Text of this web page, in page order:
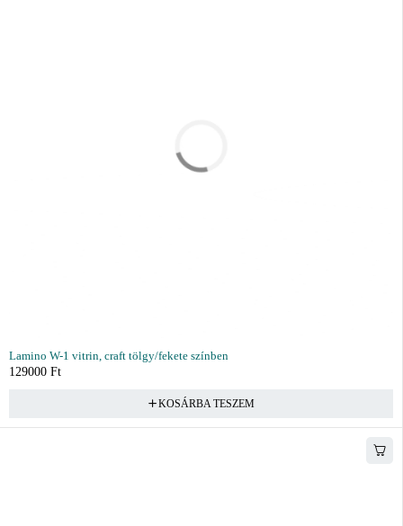
Lamino W-1 vitrin, craft tölgy/fekete színben
129000 Ft
KOSÁRBA TESZEM